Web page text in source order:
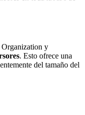
Organization y
. Esto ofrece una
del tamaño del